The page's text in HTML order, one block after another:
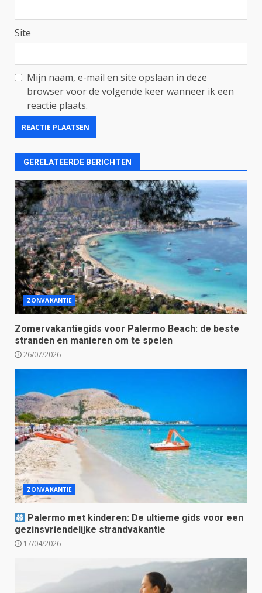
Site
Mijn naam, e-mail en site opslaan in deze
browser voor de volgende keer wanneer ik een
reactie plaats.
GERELATEERDE BERICHTEN
ZONVAKANTIE
Zomervakantiegids voor Palermo Beach: de beste
stranden en manieren om te spelen
26/07/2026
ZONVAKANTIE
Palermo met kinderen: De ultieme gids voor een
gezinsvriendelijke strandvakantie
17/04/2026